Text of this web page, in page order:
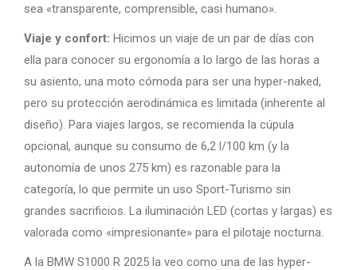
sea «transparente, comprensible, casi humano».
Viaje y confort: Hicimos un viaje de un par de días con
ella para conocer su ergonomía a lo largo de las horas a
su asiento, una moto cómoda para ser una hyper-naked,
pero su protección aerodinámica es limitada (inherente al
diseño). Para viajes largos, se recomienda la cúpula
opcional, aunque su consumo de 6,2 l/100 km (y la
autonomía de unos 275 km) es razonable para la
categoría, lo que permite un uso Sport-Turismo sin
grandes sacrificios. La iluminación LED (cortas y largas) es
valorada como «impresionante» para el pilotaje nocturna.
A la BMW S1000 R 2025 la veo como una de las hyper-